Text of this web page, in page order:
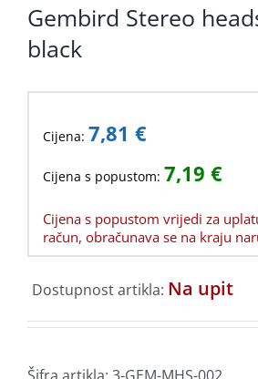
Gembird Stereo
black
Cijena: 7,81 €
Cijena s popustom: 7,19 €
Cijena s popustom vrijedi za
račun, obračunava se na kraju
Dostupnost artikla: Na upit
Šifra artikla: 3-GEM-MHS-002